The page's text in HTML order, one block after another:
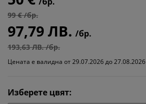
99 € /бр.
97,79 ЛВ. /бр.
193,63 ЛВ. /бр.
Цената е валидна от 29.07.2026 до 27.08.2026
Изберете цвят: